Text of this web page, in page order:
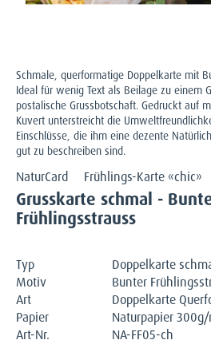
Schmale, querformatige Doppelkarte mit
Ideal für wenig Text als Beilage zu einem
postalische Grussbotschaft. Gedruckt auf
Kuvert unterstreicht die
Einschlüsse, die ihm eine dezente
gut zu beschreiben sind.
NaturCard Frühlings-Karte «chic»
Grusskarte schmal -
Frühlingsstrauss
Typ
Doppelkarte
Motiv
Bunter
Art
Doppelkarte
Papier
Naturpapier
Art-Nr.
NA-FF05-ch